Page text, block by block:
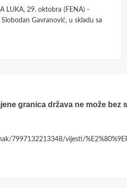
LUKA, 29. oktobra (FENA) -
Gavranović, u skladu sa
granica država ne može bez
7997132213348/vijesti/